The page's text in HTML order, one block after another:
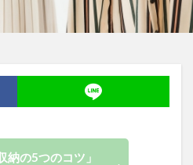
納の5つのコツ」